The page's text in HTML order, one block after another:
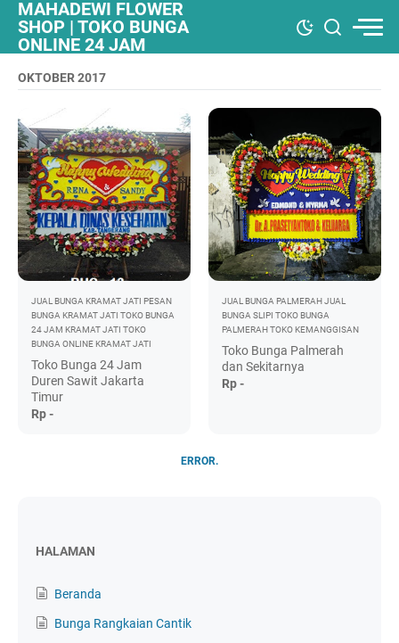
MAHADEWI FLOWER
SHOP | TOKO BUNGA
ONLINE 24 JAM
OKTOBER 2017
JUAL BUNGA KRAMAT JATI PESAN
BUNGA KRAMAT JATI TOKO BUNGA
24 JAM KRAMAT JATI TOKO
BUNGA ONLINE KRAMAT JATI
Toko Bunga 24 Jam
Duren Sawit Jakarta
Timur
Rp -
JUAL BUNGA PALMERAHJUAL
BUNGA SLIPI TOKO BUNGA
PALMERAHTOKO KEMANGGISAN
Toko Bunga Palmerah
dan Sekitarnya
Rp -
ERROR.
HALAMAN
Beranda
Bunga Rangkaian Cantik